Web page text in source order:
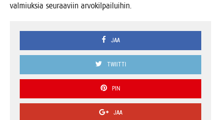
val­miuk­sia seu­raa­viin arvokilpailuihin.
JAA
TWIITTI
PIN
JAA